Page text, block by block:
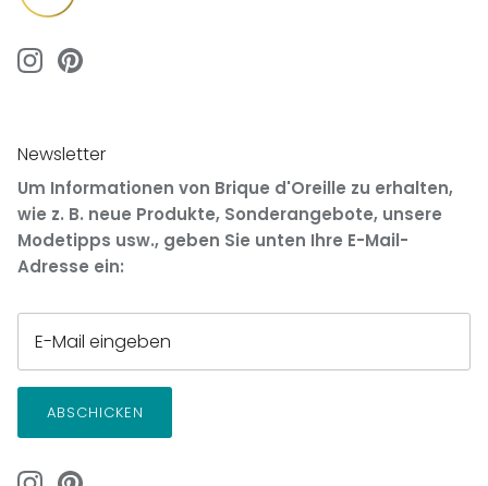
Newsletter
Um Informationen von Brique d'Oreille zu erhalten,
wie z. B. neue Produkte, Sonderangebote, unsere
Modetipps usw., geben Sie unten Ihre E-Mail-
Adresse ein:
ABSCHICKEN